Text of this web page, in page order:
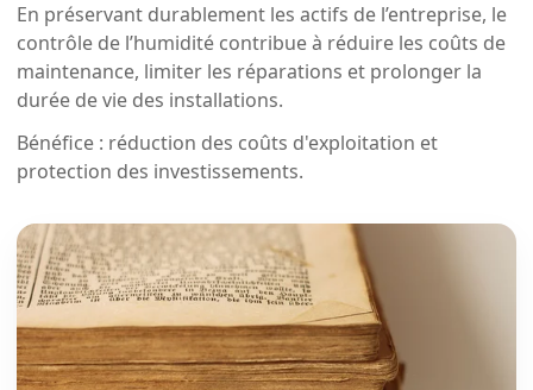
En préservant durablement les actifs de l’entreprise, le
contrôle de l’humidité contribue à réduire les coûts de
maintenance, limiter les réparations et prolonger la
durée de vie des installations.
Bénéfice : réduction des coûts d'exploitation et
protection des investissements.